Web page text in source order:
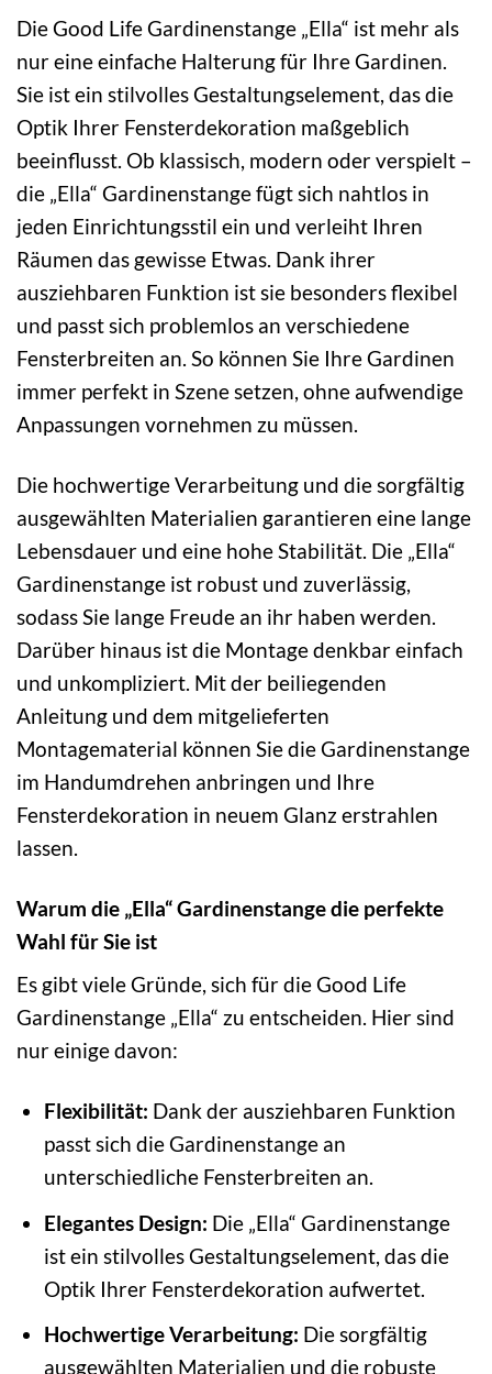
Die Good Life Gardinenstange „Ella“ ist mehr als
nur eine einfache Halterung für Ihre Gardinen.
Sie ist ein stilvolles Gestaltungselement, das die
Optik Ihrer Fensterdekoration maßgeblich
beeinflusst. Ob klassisch, modern oder verspielt –
die „Ella“ Gardinenstange fügt sich nahtlos in
jeden Einrichtungsstil ein und verleiht Ihren
Räumen das gewisse Etwas. Dank ihrer
ausziehbaren Funktion ist sie besonders flexibel
und passt sich problemlos an verschiedene
Fensterbreiten an. So können Sie Ihre Gardinen
immer perfekt in Szene setzen, ohne aufwendige
Anpassungen vornehmen zu müssen.
Die hochwertige Verarbeitung und die sorgfältig
ausgewählten Materialien garantieren eine lange
Lebensdauer und eine hohe Stabilität. Die „Ella“
Gardinenstange ist robust und zuverlässig,
sodass Sie lange Freude an ihr haben werden.
Darüber hinaus ist die Montage denkbar einfach
und unkompliziert. Mit der beiliegenden
Anleitung und dem mitgelieferten
Montagematerial können Sie die Gardinenstange
im Handumdrehen anbringen und Ihre
Fensterdekoration in neuem Glanz erstrahlen
lassen.
Warum die „Ella“ Gardinenstange die perfekte
Wahl für Sie ist
Es gibt viele Gründe, sich für die Good Life
Gardinenstange „Ella“ zu entscheiden. Hier sind
nur einige davon:
Flexibilität: Dank der ausziehbaren Funktion
passt sich die Gardinenstange an
unterschiedliche Fensterbreiten an.
Elegantes Design: Die „Ella“ Gardinenstange
ist ein stilvolles Gestaltungselement, das die
Optik Ihrer Fensterdekoration aufwertet.
Hochwertige Verarbeitung: Die sorgfältig
ausgewählten Materialien und die robuste